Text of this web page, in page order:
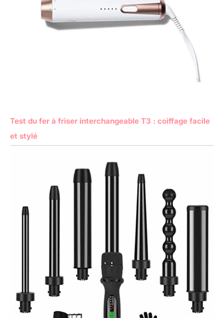
Test du fer à friser interchangeable T3 : coiffage facile
et stylé